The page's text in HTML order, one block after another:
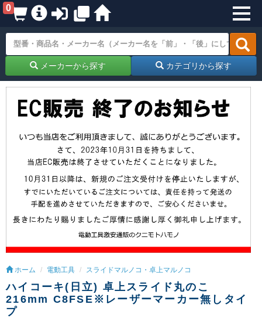
0
メーカーから探す カテゴリから探す
ホーム 電動工具 スライドマルノコ・卓上マルノコ
ハイコーキ(日立) 卓上スライド丸のこ
216mm C8FSE※レーザーマーカー無しタイ
プ